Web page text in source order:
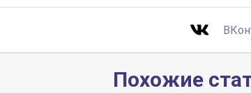
Похожие